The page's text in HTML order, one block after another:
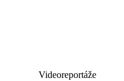
Videoreportáže